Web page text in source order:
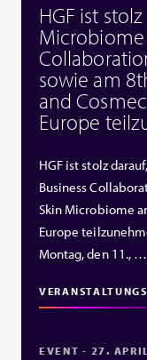
HGF ist
Microbiome
sowie am
and
Europe
HGF ist stolz
Business
Skin Microbiome
Europe
Montag, den 11., …
EVENT - 27.